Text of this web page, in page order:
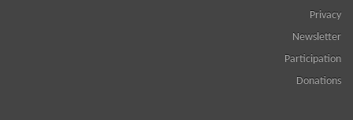
Privacy
Newsletter
Participation
Donations